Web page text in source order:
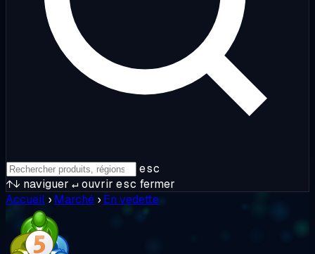
esc
↑↓ naviguer ↵ouvrir esc fermer
Accueil › Marché › En vedette